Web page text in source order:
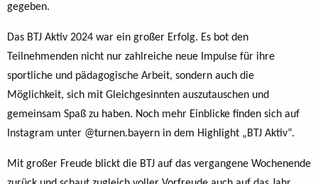
gegeben.
Das BTJ Aktiv 2024 war ein großer Erfolg. Es bot den
Teilnehmenden nicht nur zahlreiche neue Impulse für ihre
sportliche und pädagogische Arbeit, sondern auch die
Möglichkeit, sich mit Gleichgesinnten auszutauschen und
gemeinsam Spaß zu haben. Noch mehr Einblicke finden sich auf
Instagram unter @turnen.bayern in dem Highlight „BTJ Aktiv“.
Mit großer Freude blickt die BTJ auf das vergangene Wochenende